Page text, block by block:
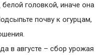
головкой, иначе она
почву к огурцам,
в августе – сбор урожая